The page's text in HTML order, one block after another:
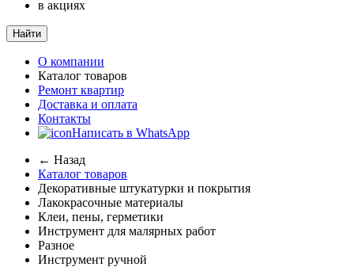
в акциях
Найти
О компании
Каталог товаров
Ремонт квартир
Доставка и оплата
Контакты
Написать в WhatsApp
← Назад
Каталог товаров
Декоративные штукатурки и покрытия
Лакокрасочные материалы
Клеи, пены, герметики
Инструмент для малярных работ
Разное
Инструмент ручной